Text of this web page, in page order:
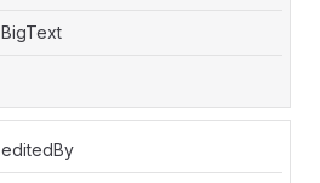
BigText
editedBy